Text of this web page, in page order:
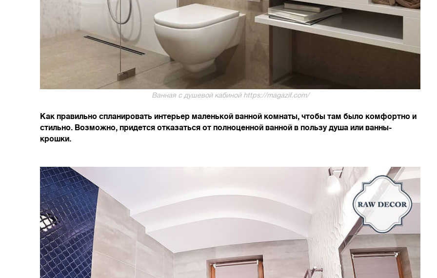
Ванная с душевой кабиной https://magazif.com/
Как правильно спланировать интерьер маленькой ванной комнаты, чтобы там было комфортно и
стильно. Возможно, придется отказаться от полноценной ванной в пользу душа или ванны-
крошки.